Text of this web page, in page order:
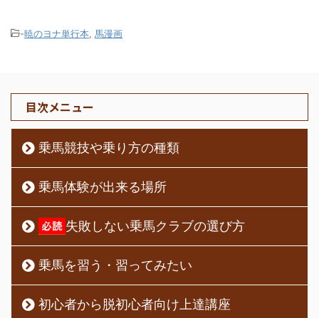
-暁のヨナ単行本 馬漫画
目次メニュー
乗馬競技や乗り方の種類
乗馬体験が出来る場所
失敗しない乗馬クラブの選び方
乗馬を習う・習ってみたい
初心者から脱初心者向け上達講座